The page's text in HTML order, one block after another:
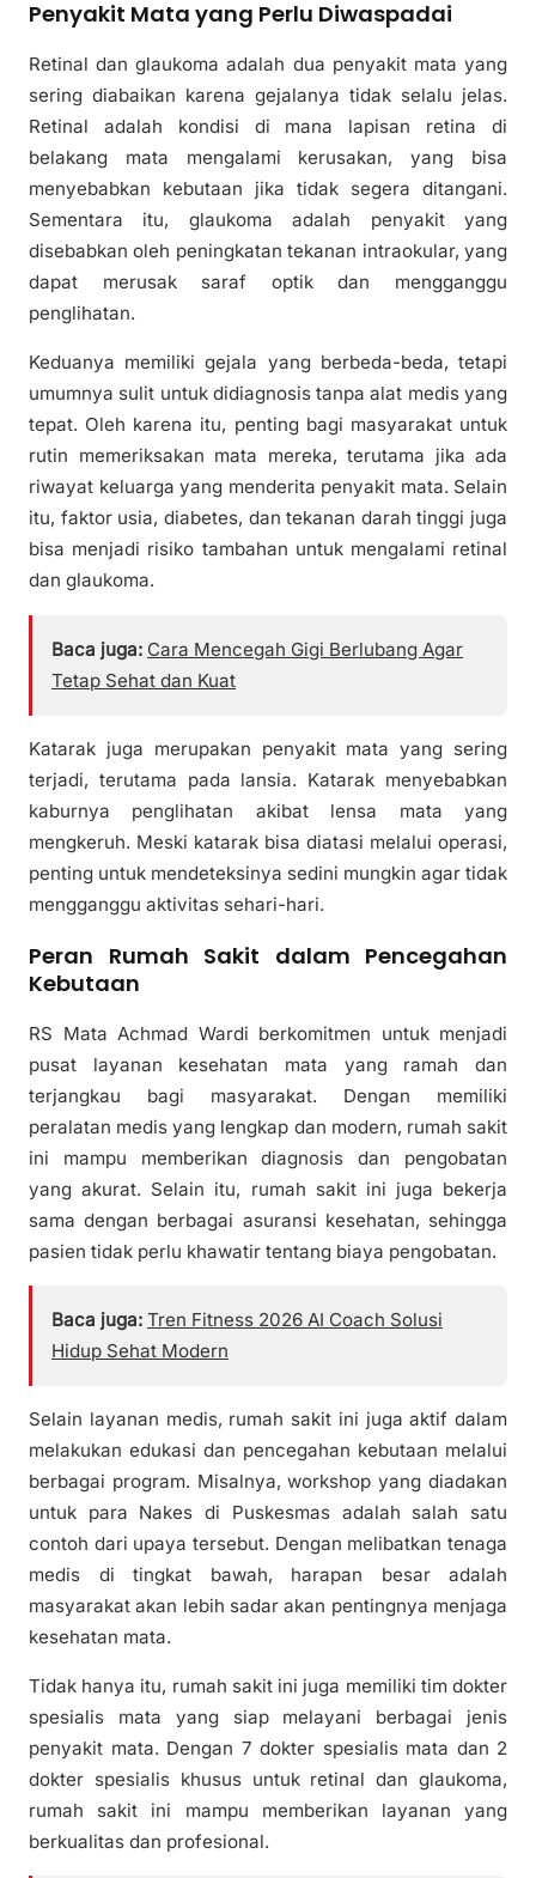
Penyakit Mata yang Perlu Diwaspadai
Retinal dan glaukoma adalah dua penyakit mata yang
sering diabaikan karena gejalanya tidak selalu jelas.
Retinal adalah kondisi di mana lapisan retina di
belakang mata mengalami kerusakan, yang bisa
menyebabkan kebutaan jika tidak segera ditangani.
Sementara itu, glaukoma adalah penyakit yang
disebabkan oleh peningkatan tekanan intraokular, yang
dapat merusak saraf optik dan mengganggu
penglihatan.
Keduanya memiliki gejala yang berbeda-beda, tetapi
umumnya sulit untuk didiagnosis tanpa alat medis yang
tepat. Oleh karena itu, penting bagi masyarakat untuk
rutin memeriksakan mata mereka, terutama jika ada
riwayat keluarga yang menderita penyakit mata. Selain
itu, faktor usia, diabetes, dan tekanan darah tinggi juga
bisa menjadi risiko tambahan untuk mengalami retinal
dan glaukoma.
Baca juga: Cara Mencegah Gigi Berlubang Agar
Tetap Sehat dan Kuat
Katarak juga merupakan penyakit mata yang sering
terjadi, terutama pada lansia. Katarak menyebabkan
kaburnya penglihatan akibat lensa mata yang
mengkeruh. Meski katarak bisa diatasi melalui operasi,
penting untuk mendeteksinya sedini mungkin agar tidak
mengganggu aktivitas sehari-hari.
Peran Rumah Sakit dalam Pencegahan
Kebutaan
RS Mata Achmad Wardi berkomitmen untuk menjadi
pusat layanan kesehatan mata yang ramah dan
terjangkau bagi masyarakat. Dengan memiliki
peralatan medis yang lengkap dan modern, rumah sakit
ini mampu memberikan diagnosis dan pengobatan
yang akurat. Selain itu, rumah sakit ini juga bekerja
sama dengan berbagai asuransi kesehatan, sehingga
pasien tidak perlu khawatir tentang biaya pengobatan.
Baca juga: Tren Fitness 2026 AI Coach Solusi
Hidup Sehat Modern
Selain layanan medis, rumah sakit ini juga aktif dalam
melakukan edukasi dan pencegahan kebutaan melalui
berbagai program. Misalnya, workshop yang diadakan
untuk para Nakes di Puskesmas adalah salah satu
contoh dari upaya tersebut. Dengan melibatkan tenaga
medis di tingkat bawah, harapan besar adalah
masyarakat akan lebih sadar akan pentingnya menjaga
kesehatan mata.
Tidak hanya itu, rumah sakit ini juga memiliki tim dokter
spesialis mata yang siap melayani berbagai jenis
penyakit mata. Dengan 7 dokter spesialis mata dan 2
dokter spesialis khusus untuk retinal dan glaukoma,
rumah sakit ini mampu memberikan layanan yang
berkualitas dan profesional.